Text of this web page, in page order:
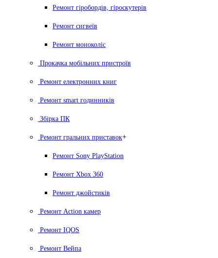
Ремонт гіробордів, гіроскутерів
Ремонт сигвеїв
Ремонт моноколіс
Прокачка мобільних пристроїв
Ремонт електронних книг
Ремонт smart годинників
Збірка ПК
Ремонт гральних приставок+
Ремонт Sony PlayStation
Ремонт Xbox 360
Ремонт джойстиків
Ремонт Action камер
Ремонт IQOS
Ремонт Вейпа